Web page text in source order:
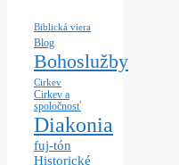
Biblická viera
Blog
Bohoslužby
Cirkev
Cirkev a
spoločnosť
Diakonia
fuj-tón
Historické